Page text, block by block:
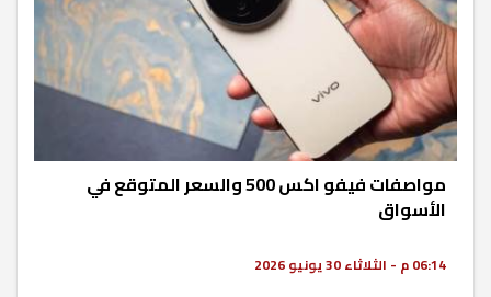
مواصفات فيفو اكس 500 والسعر المتوقع في
الأسواق
06:14 م - الثلاثاء 30 يونيو 2026